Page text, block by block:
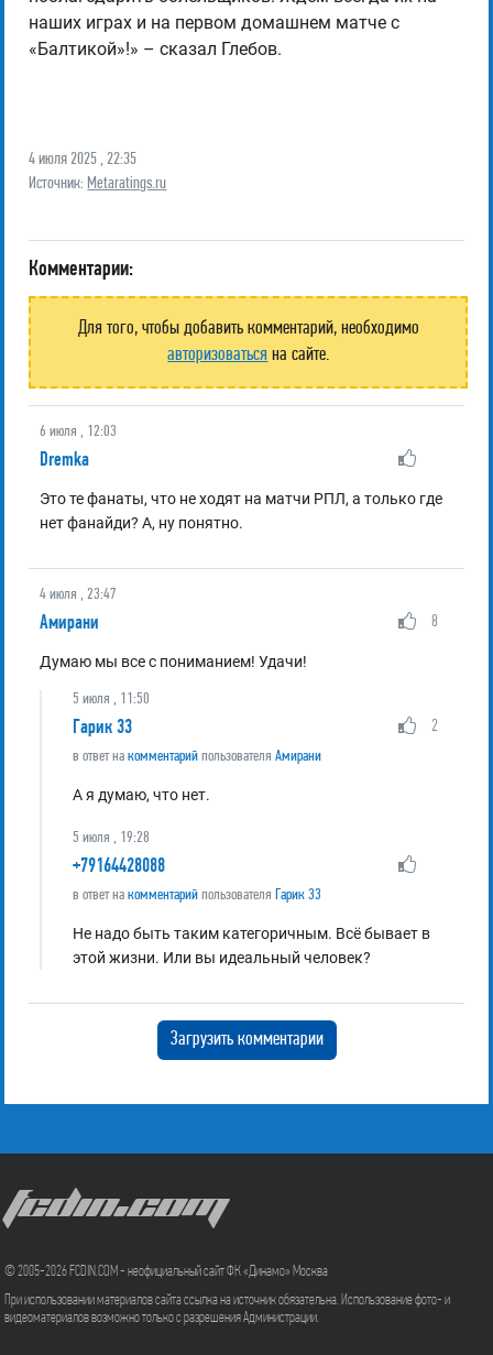
наших играх и на первом домашнем матче с
«Балтикой»!» – сказал Глебов.
4 июля 2025 , 22:35
Источник: Metaratings.ru
Комментарии:
Для того, чтобы добавить комментарий, необходимо
авторизоваться на сайте.
6 июля , 12:03
Dremka
Это те фанаты, что не ходят на матчи РПЛ, а только где
нет фанайди? А, ну понятно.
4 июля , 23:47
Амирани 8
Думаю мы все с пониманием! Удачи!
5 июля , 11:50
Гарик 33 2
в ответ накомментарий пользователяАмирани
А я думаю, что нет.
5 июля , 19:28
+79164428088
в ответ накомментарий пользователя Гарик 33
Не надо быть таким категоричным. Всё бывает в
этой жизни. Или вы идеальный человек?
Загрузить комментарии
FCDIN.COM
© 2005-2026 FCDIN.COM - неофициальный сайт ФК «Динамо» Москва
При использовании материалов сайта ссылка на источник обязательна. Использование фото- и
видеоматериалов возможно только с разрешения Администрации.